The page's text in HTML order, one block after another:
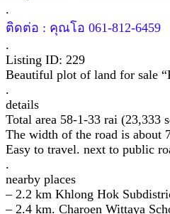
.
ติดต่อ : คุณโอ 061-812-6459
.
Listing ID: 229
Beautiful plot of land for sale
.
details
Total area 58-1-33 rai (23,333
The width of the road is about
Easy to travel. next to public
.
nearby places
– 2.2 km Khlong Hok
– 2.4 km. Charoen Wittaya